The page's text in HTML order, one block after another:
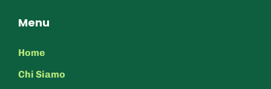
Menu
Home
Chi Siamo